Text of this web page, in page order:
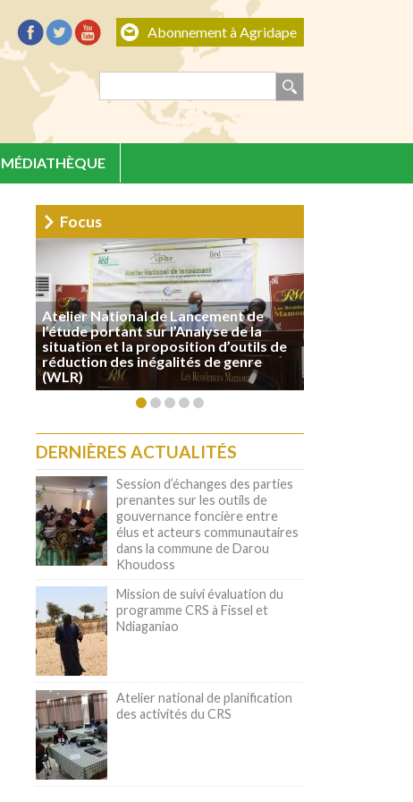
Abonnement à Agridape
MÉDIATHÈQUE
Focus
Atelier National de Lancement de
l’étude portant sur l’Analyse de la
situation et la proposition d’outils de
réduction des inégalités de genre
(WLR)
DERNIÈRES ACTUALITÉS
Session d’échanges des parties
prenantes sur les outils de
gouvernance foncière entre
élus et acteurs communautaires
dans la commune de Darou
Khoudoss
Mission de suivi évaluation du
programme CRS à Fissel et
Ndiaganiao
Atelier national de planification
des activités du CRS